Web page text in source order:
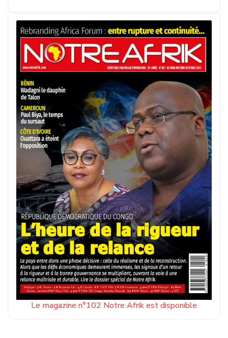
Le magazine n°102 Notre Afrik est disponible